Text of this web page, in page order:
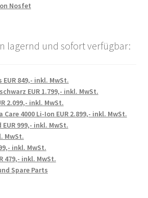
Nosfet
lagernd und sofort verfügbar:
849,- inkl. MwSt.
EUR 1.799,- inkl. MwSt.
2.099,- inkl. MwSt.
4000 Li-Ion EUR 2.899,- inkl. MwSt.
999,- inkl. MwSt.
MwSt.
inkl. MwSt.
479,- inkl. MwSt.
Spare Parts